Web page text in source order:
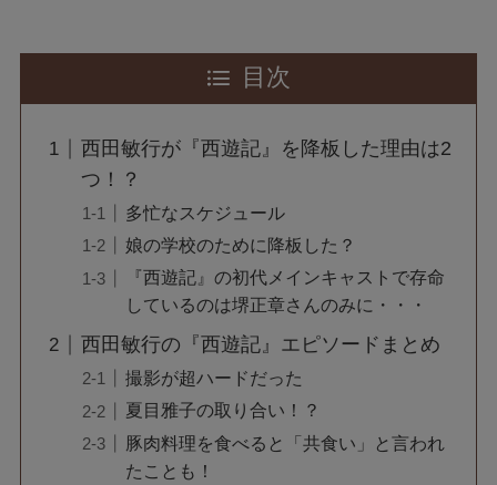
目次
西田敏行が『西遊記』を降板した理由は2
つ！？
多忙なスケジュール
娘の学校のために降板した？
『西遊記』の初代メインキャストで存命
しているのは堺正章さんのみに・・・
西田敏行の『西遊記』エピソードまとめ
撮影が超ハードだった
夏目雅子の取り合い！？
豚肉料理を食べると「共食い」と言われ
たことも！